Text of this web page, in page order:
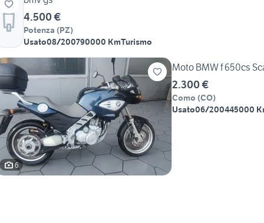
4.500 €
Potenza (PZ)
Usato08/200790000 KmTurismo
6
Moto BMW f 650cs
2.300 €
Como (CO)
Usato06/200445000